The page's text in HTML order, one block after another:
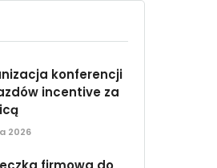
konferencji
incentive za
2026